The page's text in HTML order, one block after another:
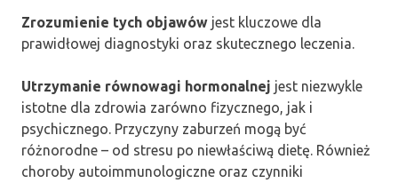
Zrozumienie tych objawów jest kluczowe dla
prawidłowej diagnostyki oraz skutecznego leczenia.
Utrzymanie równowagi hormonalnej jest niezwykle
istotne dla zdrowia zarówno fizycznego, jak i
psychicznego. Przyczyny zaburzeń mogą być
różnorodne – od stresu po niewłaściwą dietę. Również
choroby autoimmunologiczne oraz czynniki